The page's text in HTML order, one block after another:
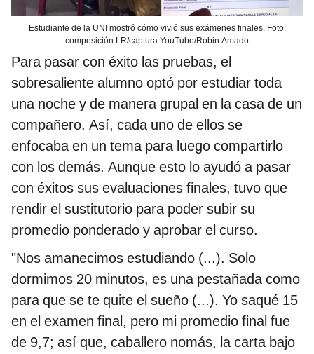
Estudiante de la UNI mostró cómo vivió sus exámenes finales. Foto:
composición LR/captura YouTube/Robin Amado
Para pasar con éxito las pruebas, el
sobresaliente alumno optó por estudiar toda
una noche y de manera grupal en la casa de un
compañero. Así, cada uno de ellos se
enfocaba en un tema para luego compartirlo
con los demás. Aunque esto lo ayudó a pasar
con éxitos sus evaluaciones finales, tuvo que
rendir el sustitutorio para poder subir su
promedio ponderado y aprobar el curso.
"Nos amanecimos estudiando (...). Solo
dormimos 20 minutos, es una pestañada como
para que se te quite el sueño (...). Yo saqué 15
en el examen final, pero mi promedio final fue
de 9,7; así que, caballero nomás, la carta bajo